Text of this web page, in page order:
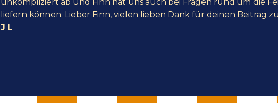
liefern können. Lieber Finn, vielen lieben Dank für deinen Beitrag
J L